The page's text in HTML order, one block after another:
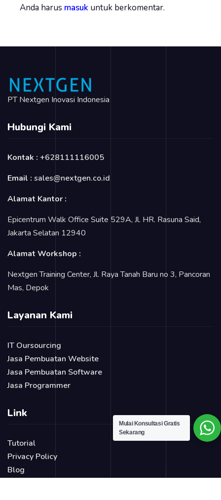
Anda harus masuk untuk berkomentar.
PT Nextgen Inovasi Indonesia
Hubungi Kami
Kontak : +628111116005
Email : sales@nextgen.co.id
Alamat Kantor :
Epicentrum Walk Office Suite 529A, Jl. HR. Rasuna Said,
Jakarta Selatan 12940
Alamat Workshop :
Nextgen Training Center, Jl. Raya Tanah Baru no 3, Pancoran
Mas, Depok
Layanan Kami
IT Oursourcing
Jasa Pembuatan Website
Jasa Pembuatan Software
Jasa Programmer
Link
Tutorial
Privacy Policy
Blog
Mulai Konsultasi Gratis
Sekarang